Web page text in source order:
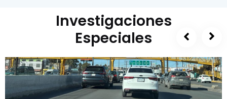
Investigaciones
Especiales